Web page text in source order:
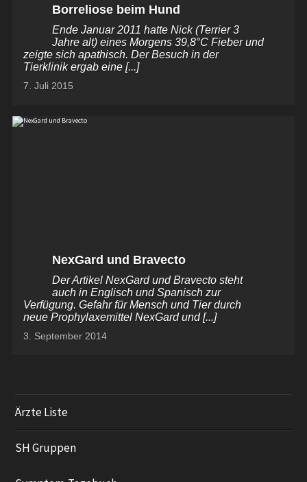
Borreliose beim Hund
Ende Januar 2011 hatte Nick (Terrier 3
Jahre alt) eines Morgens 39,8°C Fieber und
zeigte sich apathisch. Der Besuch in der
Tierklinik ergab eine [...]
7. Juli 2015
NexGard und Bravecto
Der Artikel NexGard und Bravecto steht
auch in Englisch und Spanisch zur
Verfügung. Gefahr für Mensch und Tier durch
neue Prophylaxemittel NexGard und [...]
3. September 2014
Ärzte Liste
SH Gruppen